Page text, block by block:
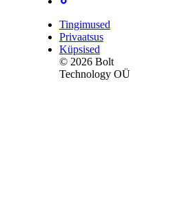
Tingimused
Privaatsus
Küpsised
© 2026 Bolt
Technology OÜ